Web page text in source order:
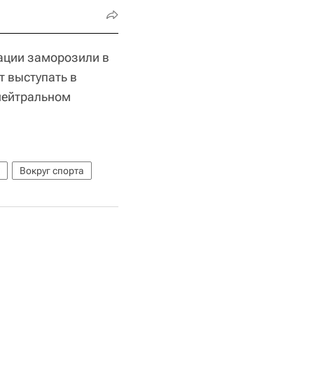
заморозили в
выступать в
Вокруг спорта